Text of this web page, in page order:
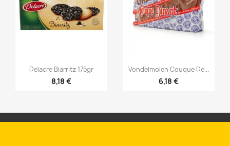
Anteprima
Delacre Biarritz 175gr
8,18 €
Anteprima
Vondelmolen Couque De...
6,18 €